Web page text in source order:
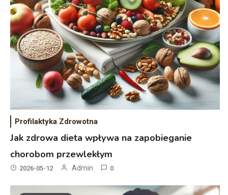
Profilaktyka Zdrowotna
Jak zdrowa dieta wpływa na zapobieganie
chorobom przewlekłym
2026-05-12 Admin 0